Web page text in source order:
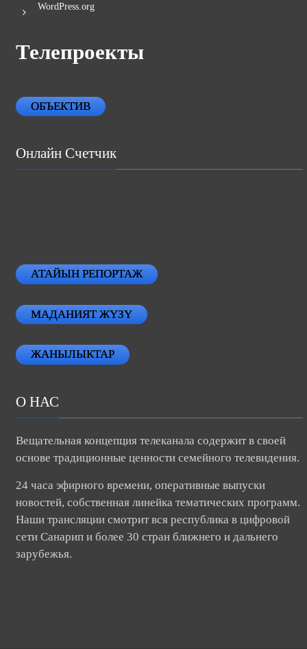
WordPress.org
Телепроекты
ОБЪЕКТИВ
Онлайн Счетчик
АТАЙЫН РЕПОРТАЖ
МАДАНИЯТ ЖҮЗҮ
ЖАНЫЛЫКТАР
О НАС
Вещательная концепция телеканала содержит в своей
основе традиционные ценности семейного телевидения.
24 часа эфирного времени, оперативные выпуски
новостей, собственная линейка тематических программ.
Наши трансляции смотрит вся республика в цифровой
сети Санарип и более 30 стран ближнего и дальнего
зарубежья.